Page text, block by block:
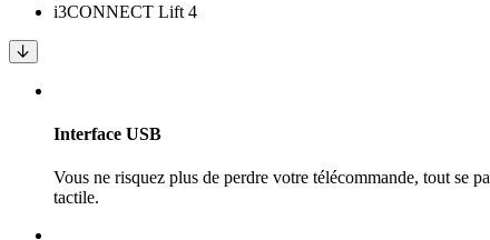
i3CONNECT Lift 4
Interface USB
Vous ne risquez plus de perdre votre télécommande, tout se
tactile.